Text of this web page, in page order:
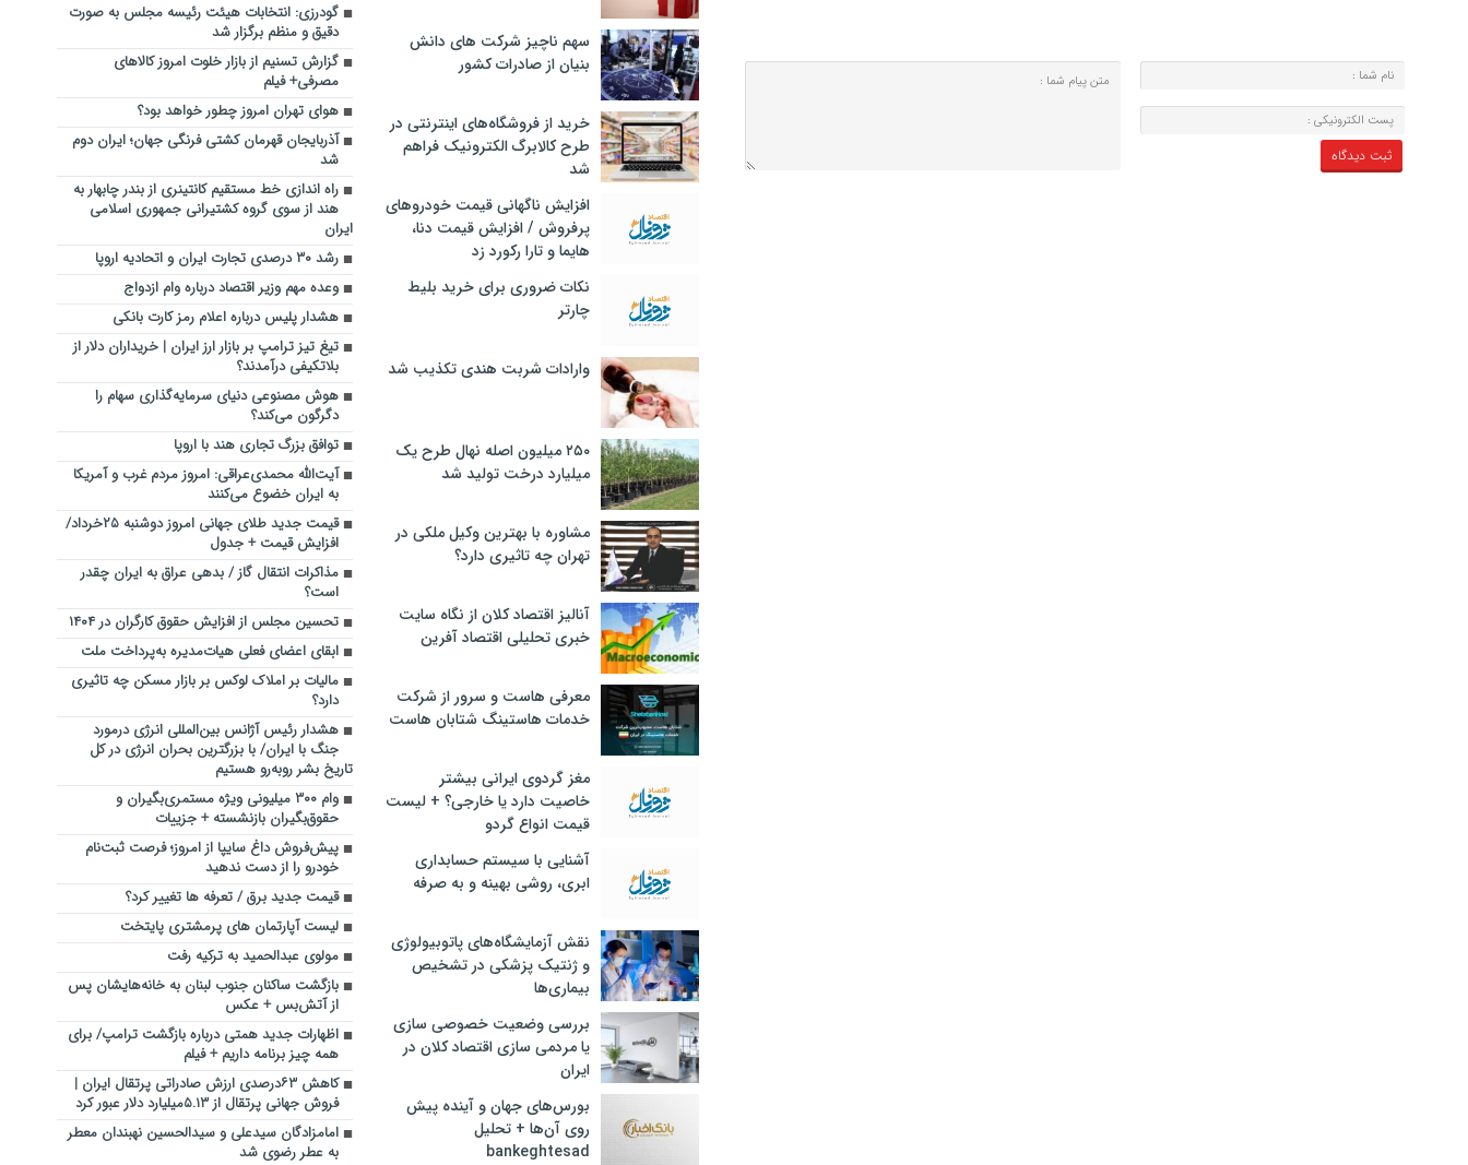
سهم ناچیز شرکت های دانش
بنیان از صادرات کشور
خرید از فروشگاه‌های اینترنتی در
طرح کالابرگ الکترونیک فراهم
شد
افزایش ناگهانی قیمت خودروهای
پرفروش / افزایش قیمت دنا،
هایما و تارا رکورد زد
نکات ضروری برای خرید بلیط
چارتر
وارادات شربت هندی تکذیب شد
۲۵۰ میلیون اصله نهال طرح یک
میلیارد درخت تولید شد
مشاوره با بهترین وکیل ملکی در
تهران چه تاثیری دارد؟
آنالیز اقتصاد کلان از نگاه سایت
خبری تحلیلی اقتصاد آفرین
معرفی هاست و سرور از شرکت
خدمات هاستینگ شتابان هاست
مغز گردوی ایرانی بیشتر
خاصیت دارد یا خارجی؟ + لیست
قیمت انواع گردو
آشنایی با سیستم حسابداری
ابری، روشی بهینه و به صرفه
نقش آزمایشگاه‌های پاتوبیولوژی
و ژنتیک پزشکی در تشخیص
بیماری‌ها
بررسی وضعیت خصوصی سازی
یا مردمی سازی اقتصاد کلان در
ایران
بورس‌های جهان و آینده پیش
روی آن‌ها + تحلیل
bankeghtesad
گودرزی: انتخابات هیئت رئیسه مجلس به صورت
دقیق و منظم برگزار شد
گزارش تسنیم از بازار خلوت امروز کالاهای
مصرفی+ فیلم
هوای تهران امروز چطور خواهد بود؟
آذربایجان قهرمان کشتی فرنگی جهان؛ ایران دوم
شد
راه اندازی خط مستقیم کانتینری از بندر چابهار به
هند از سوی گروه کشتیرانی جمهوری اسلامی
ایران
رشد ۳۰ درصدی تجارت ایران و اتحادیه اروپا
وعده مهم وزیر اقتصاد درباره وام ازدواج
هشدار پلیس درباره اعلام رمز کارت بانکی
تیغ تیز ترامپ بر بازار ارز ایران | خریداران دلار از
بلاتکیفی درآمدند؟
هوش مصنوعی دنیای سرمایه‌گذاری سهام را
دگرگون می‌کند؟
توافق بزرگ تجاری هند با اروپا
آیت‌الله محمدی‌عراقی: امروز مردم غرب و آمریکا
به ایران خضوع می‌کنند‌
قیمت جدید طلای جهانی امروز دوشنبه ۲۵خرداد/
افزایش قیمت + جدول
مذاکرات انتقال گاز / بدهی عراق به ایران چقدر
است؟
تحسین مجلس از افزایش حقوق کارگران در ۱۴۰۴
ابقای اعضای فعلی هیات‌مدیره به‌پرداخت ملت
مالیات بر املاک لوکس بر بازار مسکن چه تاثیری
دارد؟
هشدار رئیس آژانس بین‌المللی انرژی درمورد
جنگ با ایران/ با بزرگترین بحران انرژی در کل
تاریخ بشر روبه‌رو هستیم
وام ۳۰۰ میلیونی ویژه مستمری‌بگیران و
حقوق‌بگیران بازنشسته + جزییات
پیش‌فروش داغ سایپا از امروز؛ فرصت ثبت‌نام
خودرو را از دست ندهید
قیمت جدید برق / تعرفه ها تغییر کرد؟
لیست آپارتمان های پرمشتری پایتخت
مولوی عبدالحمید به ترکیه رفت
بازگشت ساکنان جنوب لبنان به خانه‌هایشان پس
از آتش‌بس + عکس
اظهارات جدید همتی درباره بازگشت ترامپ/ برای
همه چیز برنامه داریم + فیلم
کاهش ۶۳درصدی ارزش صادراتی پرتقال ایران |
فروش جهانی پرتقال از ۵.۱۳میلیارد دلار عبور کرد
امامزادگان سیدعلی و سیدالحسین نهبندان معطر
به عطر رضوی شد